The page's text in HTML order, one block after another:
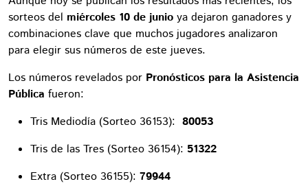
sorteos del miércoles 10 de junio ya dejaron ganadores y
combinaciones clave que muchos jugadores analizaron
para elegir sus números de este jueves.
Los números revelados por Pronósticos para la Asistencia
Pública fueron:
Tris Mediodía (Sorteo 36153): 80053
Tris de las Tres (Sorteo 36154): 51322
Extra (Sorteo 36155): 79944